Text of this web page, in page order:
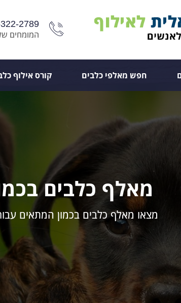
2789
המומחים
חפש מאלפי כלבים קורס אילוף
מאלף כלבים
מצאו מאלף כלבים בכמון המתאים